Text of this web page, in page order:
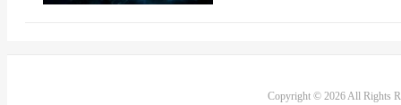
Copyright © 2026 All Rights